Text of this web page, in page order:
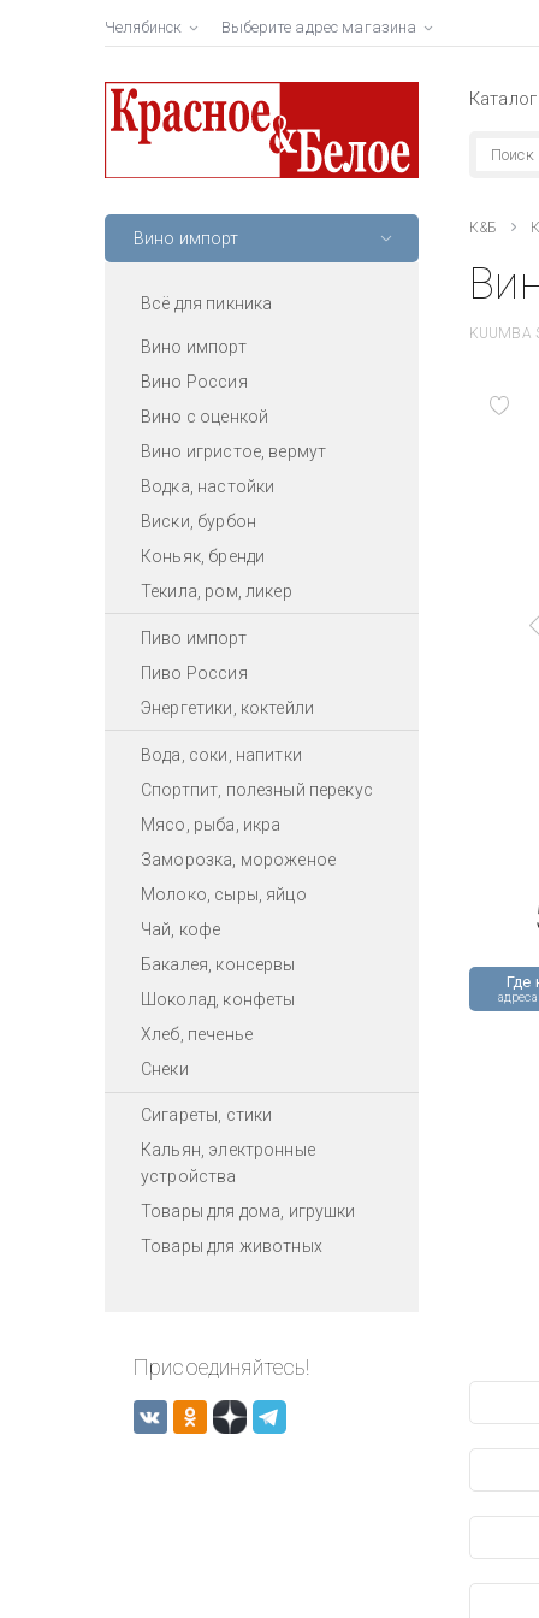
Челябинск Выберите адрес магазина
Каталог
Вино импорт
Всё для пикника
Вино импорт
Вино Россия
Вино с оценкой
Вино игристое, вермут
Водка, настойки
Виски, бурбон
Коньяк, бренди
Текила, ром, ликер
Пиво импорт
Пиво Россия
Энергетики, коктейли
Вода, соки, напитки
Спортпит, полезный перекус
Мясо, рыба, икра
Заморозка, мороженое
Молоко, сыры, яйцо
Чай, кофе
Бакалея, консервы
Шоколад, конфеты
Хлеб, печенье
Снеки
Сигареты, стики
Кальян, электронные
устройства
Товары для дома, игрушки
Товары для животных
Присоединяйтесь!
К&Б
KUUMBA
Где